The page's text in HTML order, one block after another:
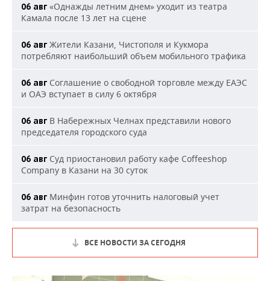
06 авг «Однажды летним днем» уходит из театра
Камала после 13 лет на сцене
06 авг Жители Казани, Чистополя и Кукмора
потребляют наибольший объем мобильного трафика
06 авг Соглашение о свободной торговле между ЕАЭС
и ОАЭ вступает в силу 6 октября
06 авг В Набережных Челнах представили нового
председателя городского суда
06 авг Суд приостановил работу кафе Coffeeshop
Company в Казани на 30 суток
06 авг Минфин готов уточнить налоговый учет
затрат на безопасность
ВСЕ НОВОСТИ ЗА СЕГОДНЯ